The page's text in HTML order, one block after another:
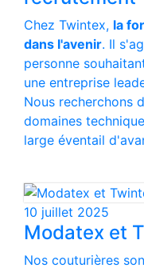
Chez Twintex, la
dans l'avenir. Il
personne
une entreprise
Nous recherchons
domaines
large éventail
10 juillet 2025
Modatex et
Nos couturières